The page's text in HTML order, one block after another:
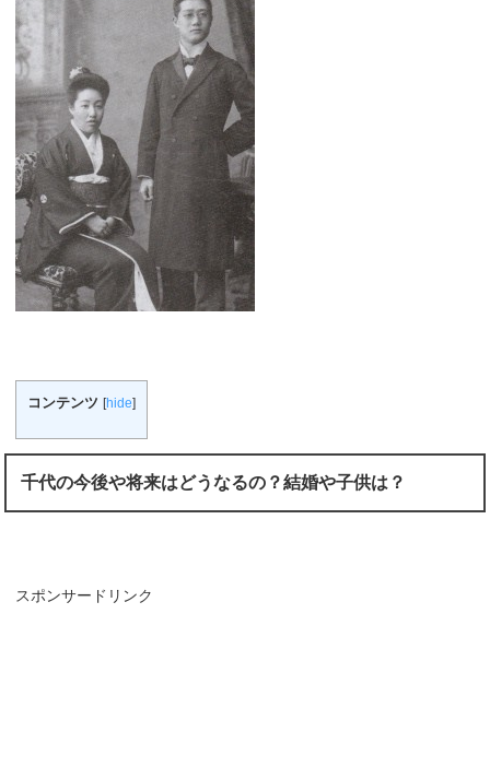
コンテンツ [hide]
千代の今後や将来はどうなるの？結婚や子供は？
スポンサードリンク